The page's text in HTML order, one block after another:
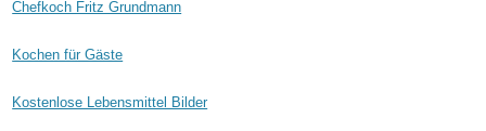
Chefkoch Fritz Grundmann
Kochen für Gäste
Kostenlose Lebensmittel Bilder